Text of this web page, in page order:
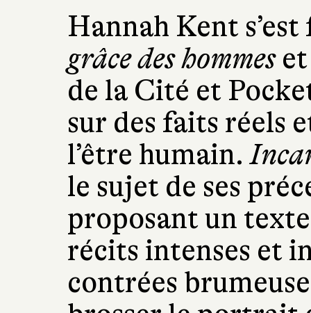
Hannah Kent
grâce des hommes
de la Cité et
sur des faits réels
l’être humain.
le sujet de ses
proposant un
récits intenses et
contrées